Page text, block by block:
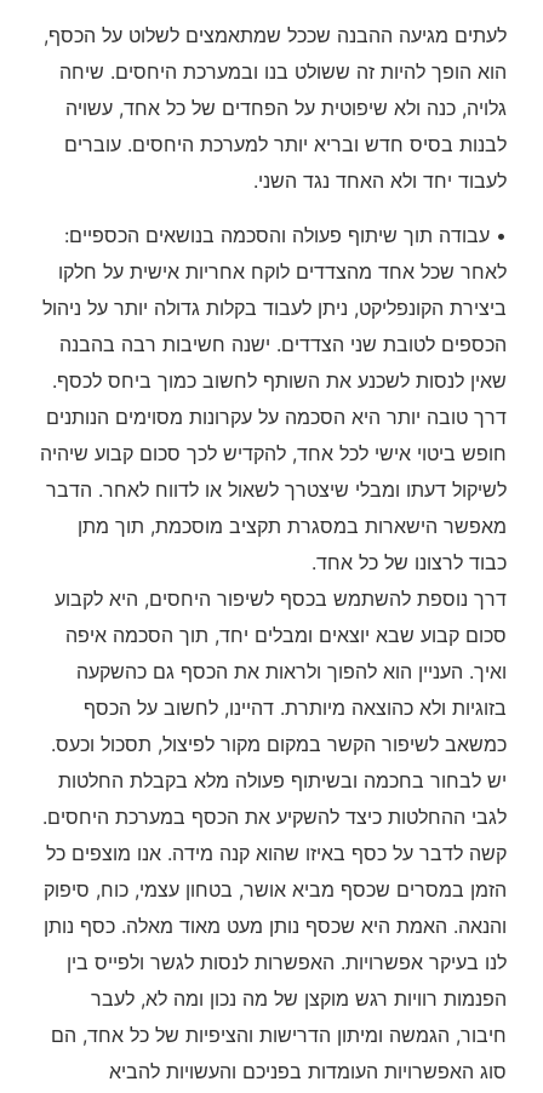
לעתים מגיעה ההבנה שככל שמתאמצים לשלוט על הכסף,
הוא הופך להיות זה ששולט בנו ובמערכת היחסים. שיחה
גלויה, כנה ולא שיפוטית על הפחדים של כל אחד, עשויה
לבנות בסיס חדש ובריא יותר למערכת היחסים. עוברים
לעבוד יחד ולא האחד נגד השני.
• עבודה תוך שיתוף פעולה והסכמה בנושאים הכספיים:
לאחר שכל אחד מהצדדים לוקח אחריות אישית על חלקו
ביצירת הקונפליקט, ניתן לעבוד בקלות גדולה יותר על ניהול
הכספים לטובת שני הצדדים. ישנה חשיבות רבה בהבנה
שאין לנסות לשכנע את השותף לחשוב כמוך ביחס לכסף.
דרך טובה יותר היא הסכמה על עקרונות מסוימים הנותנים
חופש ביטוי אישי לכל אחד, להקדיש לכך סכום קבוע שיהיה
לשיקול דעתו ומבלי שיצטרך לשאול או לדווח לאחר. הדבר
מאפשר הישארות במסגרת תקציב מוסכמת, תוך מתן
כבוד לרצונו של כל אחד.
דרך נוספת להשתמש בכסף לשיפור היחסים, היא לקבוע
סכום קבוע שבא יוצאים ומבלים יחד, תוך הסכמה איפה
ואיך. העניין הוא להפוך ולראות את הכסף גם כהשקעה
בזוגיות ולא כהוצאה מיותרת. דהיינו, לחשוב על הכסף
כמשאב לשיפור הקשר במקום מקור לפיצול, תסכול וכעס.
יש לבחור בחכמה ובשיתוף פעולה מלא בקבלת החלטות
לגבי ההחלטות כיצד להשקיע את הכסף במערכת היחסים.
קשה לדבר על כסף באיזו שהוא קנה מידה. אנו מוצפים כל
הזמן במסרים שכסף מביא אושר, בטחון עצמי, כוח, סיפוק
והנאה. האמת היא שכסף נותן מעט מאוד מאלה. כסף נותן
לנו בעיקר אפשרויות. האפשרות לנסות לגשר ולפייס בין
הפנמות רוויות רגש מוקצן של מה נכון ומה לא, לעבר
חיבור, הגמשה ומיתון הדרישות והציפיות של כל אחד, הם
סוג האפשרויות העומדות בפניכם והעשויות להביא